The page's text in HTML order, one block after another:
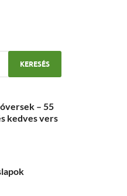
– 55
kedves vers